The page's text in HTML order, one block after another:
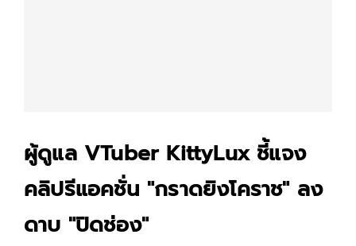
ผู้ดูแล VTuber KittyLux ชี้แจง
คลิปรีแอคชั่น "กราดยิงโคราช" ลง
ดาบ "ปิดช่อง"